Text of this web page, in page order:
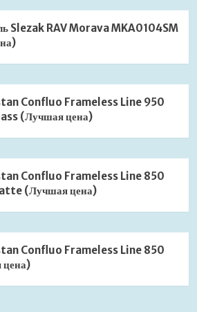
Slezak RAV Morava MKA0104SM
Confluo Frameless Line 950
(Лучшая цена)
Confluo Frameless Line 850
(Лучшая цена)
Confluo Frameless Line 850